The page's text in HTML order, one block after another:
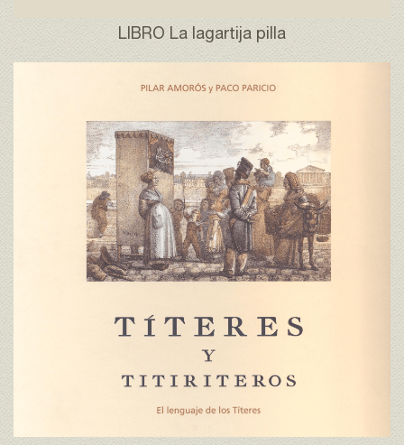
LIBRO La lagartija pilla